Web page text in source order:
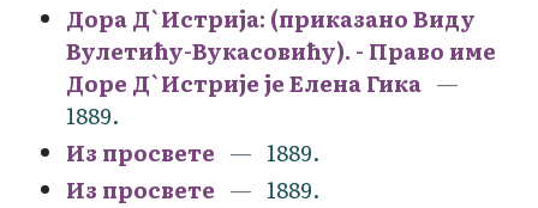
Дора Д`Истрија: (приказано Виду
Вулетићу-Вукасовићу). - Право име
Доре Д`Истрије је Елена Гика
1889.
Из просвете
1889.
Из просвете
1889.